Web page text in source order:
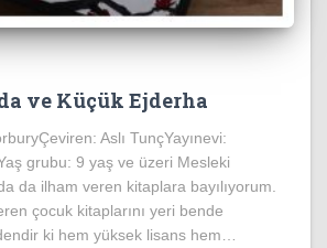
ve Küçük Ejderha
Aslı TunçYayınevi:
grubu: 9 yaş ve üzeri Mesleki
da ilham veren kitaplara bayılıyorum.
çocuk kitaplarını yeri bende
ki hem yüksek lisans hem…